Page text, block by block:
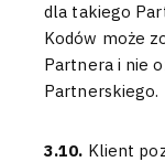
dla takiego
Kodów może
Partnera i nie
Partnerskiego.
3.10. Klient